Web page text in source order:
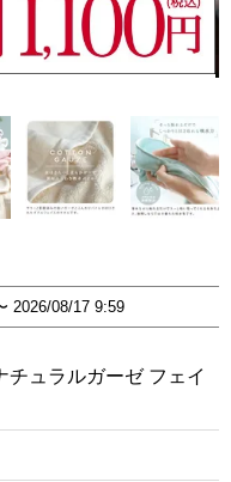
2026/08/17 9:59
チュラルガーゼ フェイ